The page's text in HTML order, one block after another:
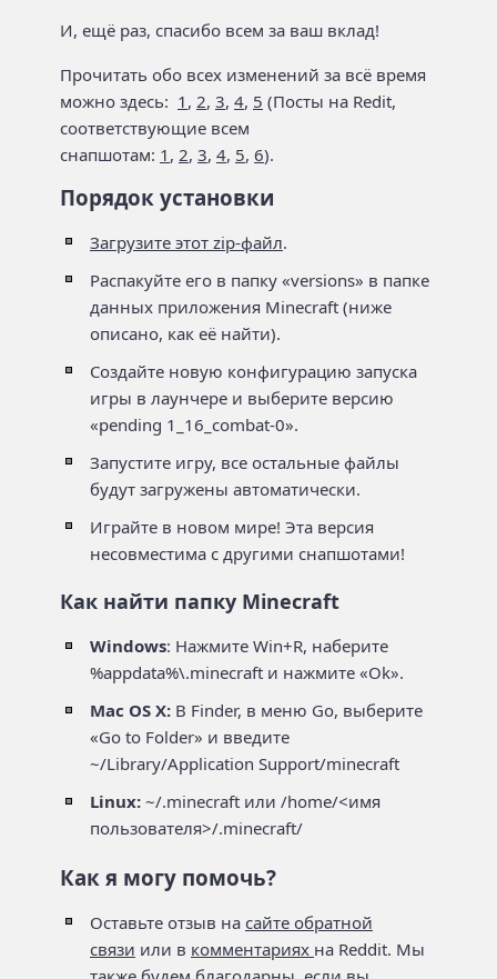
И, ещё раз, спасибо всем за ваш вклад!
Прочитать обо всех изменений за всё время
можно здесь: 1 , 2, 3, 4, 5 (Посты на Redit,
соответствующие всем
снапшотам: 1 , 2, 3, 4, 5, 6).
Порядок установки
Загрузите этот zip-файл.
Распакуйте его в папку «versions» в папке
данных приложения Minecraft (ниже
описано, как её найти).
Создайте новую конфигурацию запуска
игры в лаунчере и выберите версию
«pending 1_16_combat-0».
Запустите игру, все остальные файлы
будут загружены автоматически.
Играйте в новом мире! Эта версия
несовместима с другими снапшотами!
Как найти папку Minecraft
Windows: Нажмите Win+R, наберите
%appdata%\.minecraft и нажмите «Ok».
Mac OS X: В Finder, в меню Go, выберите
«Go to Folder» и введите
~/Library/Application Support/minecraft
Linux: ~/.minecraft или /home/<имя
пользователя>/.minecraft/
Как я могу помочь?
Оставьте отзыв на сайте обратной
связи или в комментариях на Reddit. Мы